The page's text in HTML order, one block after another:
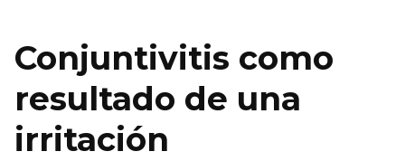
Conjuntivitis como
resultado de una
irritación